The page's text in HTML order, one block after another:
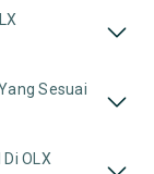
Sesuai
OLX